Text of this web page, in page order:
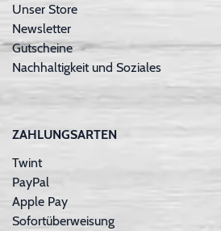
Unser Store
Newsletter
Gutscheine
Nachhaltigkeit und Soziales
ZAHLUNGSARTEN
Twint
PayPal
Apple Pay
Sofortüberweisung